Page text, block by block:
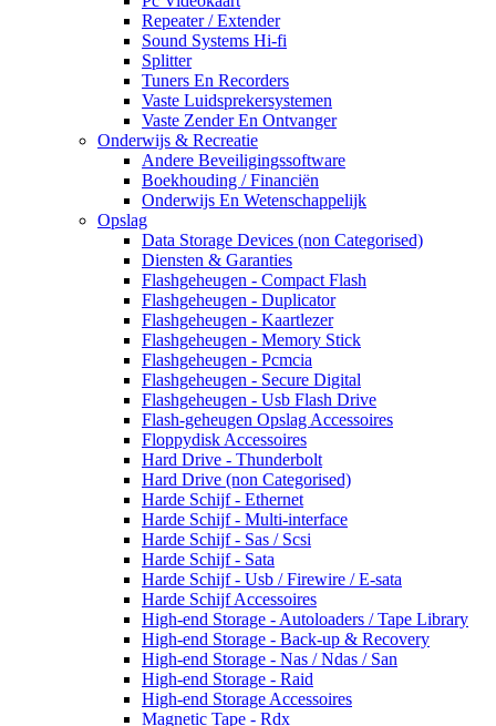
Repeater / Extender
Sound Systems Hi-fi
Splitter
Tuners En Recorders
Vaste Luidsprekersystemen
Vaste Zender En Ontvanger
Onderwijs & Recreatie
Andere Beveiligingssoftware
Boekhouding / Financiën
Onderwijs En Wetenschappelijk
Opslag
Data Storage Devices (non Categorised)
Diensten & Garanties
Flashgeheugen - Compact Flash
Flashgeheugen - Duplicator
Flashgeheugen - Kaartlezer
Flashgeheugen - Memory Stick
Flashgeheugen - Pcmcia
Flashgeheugen - Secure Digital
Flashgeheugen - Usb Flash Drive
Flash-geheugen Opslag Accessoires
Floppydisk Accessoires
Hard Drive - Thunderbolt
Hard Drive (non Categorised)
Harde Schijf - Ethernet
Harde Schijf - Multi-interface
Harde Schijf - Sas / Scsi
Harde Schijf - Sata
Harde Schijf - Usb / Firewire / E-sata
Harde Schijf Accessoires
High-end Storage - Autoloaders / Tape Library
High-end Storage - Back-up & Recovery
High-end Storage - Nas / Ndas / San
High-end Storage - Raid
High-end Storage Accessoires
Magnetic Tape - Rdx